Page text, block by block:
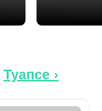
Туапсе ›